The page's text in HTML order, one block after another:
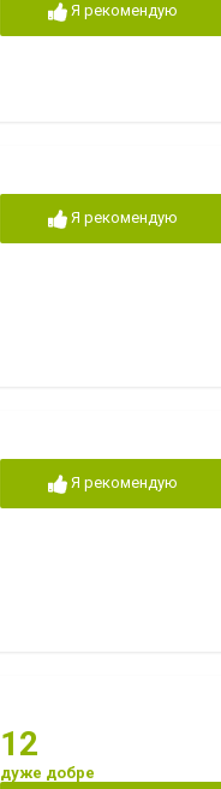
Я рекомендую
Я рекомендую
Я рекомендую
12
дуже добре